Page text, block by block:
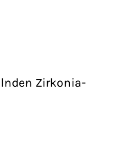
Zirkonia-